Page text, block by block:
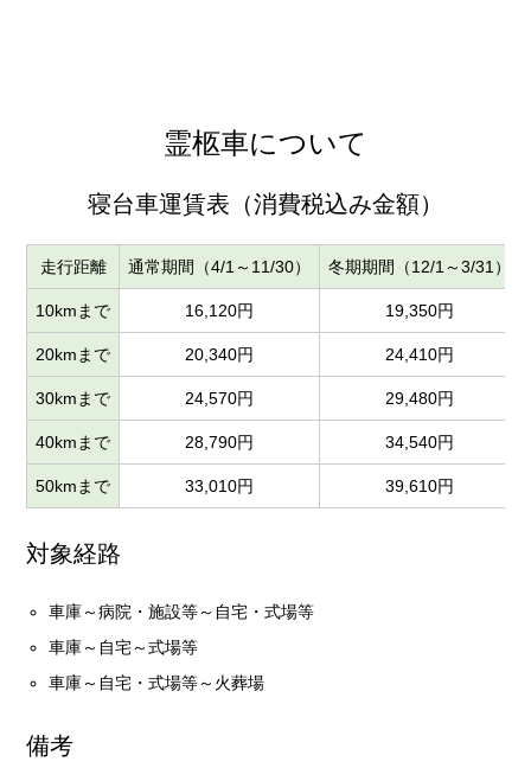
霊柩車について
寝台車運賃表（消費税込み金額）
走行距離 通常期間（4/1～11/30） 冬期期間（12/1～3/31）
10kmまで 16,120円 19,350円
20kmまで 20,340円 24,410円
30kmまで 24,570円 29,480円
40kmまで 28,790円 34,540円
50kmまで 33,010円 39,610円
対象経路
車庫～病院・施設等～自宅・式場等
車庫～自宅～式場等
車庫～自宅・式場等～火葬場
備考